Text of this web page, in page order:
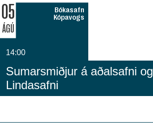
05
ÁGÚ
Bókasafn
Kópavogs
14:00
Sumarsmiðjur á aðalsafni og
Lindasafni